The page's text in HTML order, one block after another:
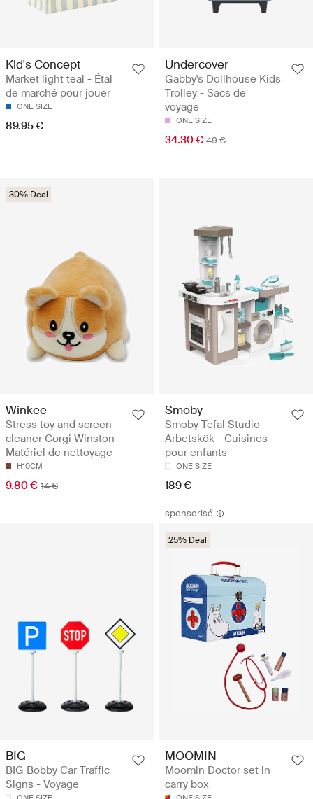
Kid's Concept
Market light teal - Étal
de marché pour jouer
ONE SIZE
89.95 €
Undercover
Gabby's Dollhouse Kids
Trolley - Sacs de
voyage
ONE SIZE
34.30 € 49 €
30% Deal
Winkee
Stress toy and screen
cleaner Corgi Winston -
Matériel de nettoyage
H10CM
9.80 € 14 €
Smoby
Smoby Tefal Studio
Arbetskök - Cuisines
pour enfants
ONE SIZE
189 €
BIG
BIG Bobby Car Traffic
Signs - Voyage
sponsorisé
25% Deal
MOOMIN
Moomin Doctor set in
carry box